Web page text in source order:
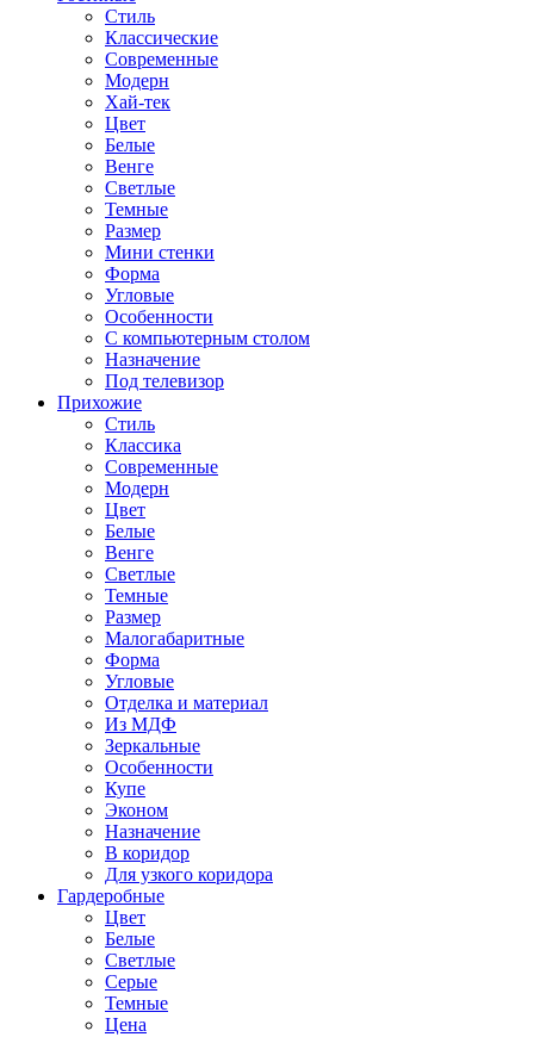
Стиль
Классические
Современные
Модерн
Хай-тек
Цвет
Белые
Венге
Светлые
Темные
Размер
Мини стенки
Форма
Угловые
Особенности
С компьютерным столом
Назначение
Под телевизор
Прихожие
Стиль
Классика
Современные
Модерн
Цвет
Белые
Венге
Светлые
Темные
Размер
Малогабаритные
Форма
Угловые
Отделка и материал
Из МДФ
Зеркальные
Особенности
Купе
Эконом
Назначение
В коридор
Для узкого коридора
Гардеробные
Цвет
Белые
Светлые
Серые
Темные
Цена